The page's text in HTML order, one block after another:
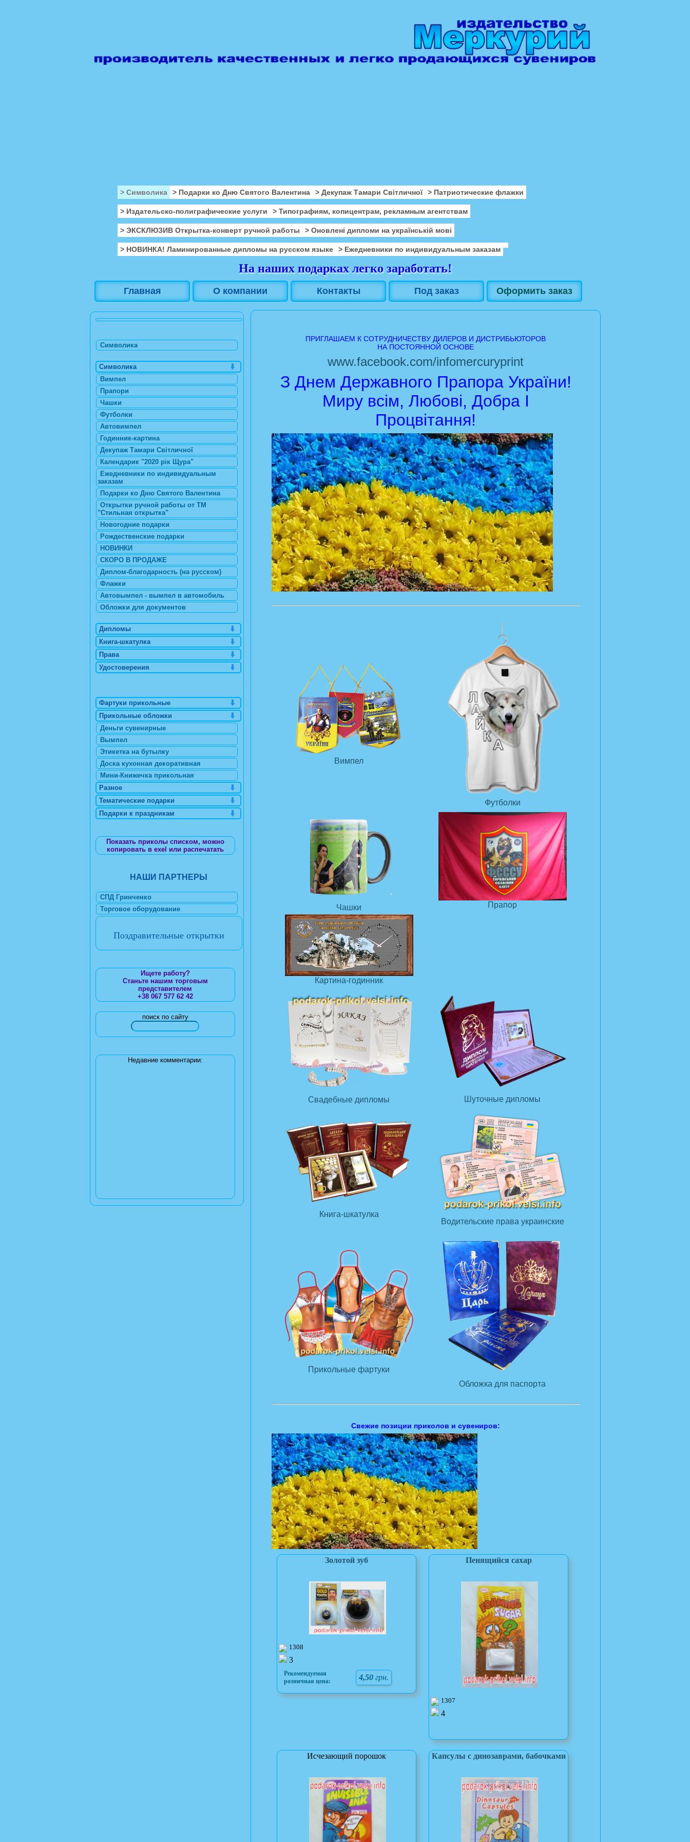
> Символика > Подарки ко Дню Святого Валентина > Декупаж Тамари Світличної > Патриотические флажки
> Издательско-полиграфические услуги > Типографиям, копицентрам, рекламным агентствам
> ЭКСКЛЮЗИВ Открытка-конверт ручной работы > Оновлені дипломи на українській мові
> НОВИНКА! Ламинированные дипломы на русском языке > Ежедневники по индивидуальным заказам
На наших подарках легко заработать!
Главная О компании Контакты Под заказ Оформить заказ
ПРИГЛАШАЕМ К СОТРУДНИЧЕСТВУ ДИЛЕРОВ И ДИСТРИБЬЮТОРОВ
НА ПОСТОЯННОЙ ОСНОВЕ
www.facebook.com/infomercuryprint
З Днем Державного Прапора України!
Миру всім, Любові, Добра І
Процвітання!
Вимпел
Футболки
Чашки Прапор
Картина-годинник
Свадебные дипломы Шуточные дипломы
Книга-шкатулка
Водительские права украинские
Прикольные фартуки
Обложка для паспорта
Свежие позиции приколов и сувениров:
Золотой зуб
1308
3
Рекомендуемая
розничная цена:
4,50 грн.
Пенящийся сахар
1307
4
Исчезающий порошок Капсулы с динозаврами, бабочками
Символика
Символика
Вимпел
Прапори
Чашки
Футболки
Автовимпел
Годинник-картина
Декупаж Тамари Світличної
Календарик "2020 рік Щура"
Ежедневники по индивидуальным
заказам
Подарки ко Дню Святого Валентина
Открытки ручной работы от ТМ
"Стильная открытка"
Новогодние подарки
Рождественские подарки
НОВИНКИ
СКОРО В ПРОДАЖЕ
Диплом-благодарность (на русском)
Флажки
Автовымпел - вымпел в автомобиль
Обложки для документов
Дипломы
Книга-шкатулка
Права
Удостоверения
Фартуки прикольные
Прикольные обложки
Деньги сувенирные
Вымпел
Этикетка на бутылку
Доска кухонная декоративная
Мини-Книжечка прикольная
Разное
Тематические подарки
Подарки к праздникам
Показать приколы списком, можно
копировать в exel или распечатать
НАШИ ПАРТНЕРЫ
СПД Гринченко
Торговое оборудование
Поздравительные открытки
Ищете работу?
Станьте нашим торговым
представителем
+38 067 577 62 42
поиск по сайту
Недавние комментарии: